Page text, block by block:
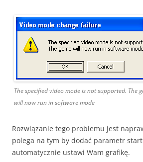
The specified video mode is not supported. The
will now run in software mode
Rozwiązanie tego problemu jest
polega na tym by dodać parametr
automatycznie ustawi Wam grafikę.